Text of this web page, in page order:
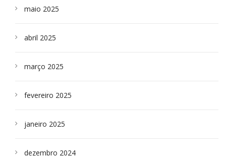
maio 2025
abril 2025
março 2025
fevereiro 2025
janeiro 2025
dezembro 2024